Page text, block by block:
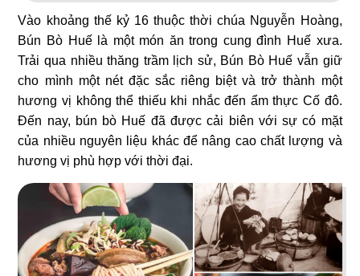
Vào khoảng thế kỷ 16 thuộc thời chúa Nguyễn Hoàng,
Bún Bò Huế là một món ăn trong cung đình Huế xưa.
Trải qua nhiều thăng trầm lịch sử, Bún Bò Huế vẫn giữ
cho mình một nét đặc sắc riêng biệt và trở thành một
hương vị không thể thiếu khi nhắc đến ẩm thực Cố đô.
Đến nay, bún bò Huế đã được cải biên với sự có mặt
của nhiều nguyên liệu khác để nâng cao chất lượng và
hương vị phù hợp với thời đại.
11
YUMMY BABOON
Gà rán
12
MASHA & THE BEAR
Buffet
13
MARINA
14
CK PIZZA
Nhà hàng Âu